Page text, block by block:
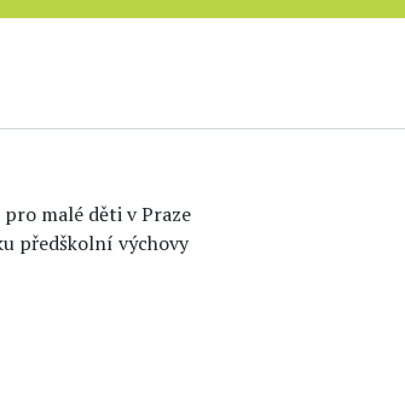
malé děti v Praze
předškolní výchovy